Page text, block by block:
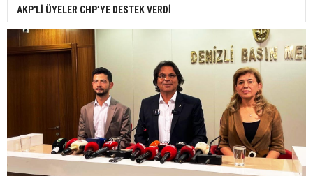
AKP'Lİ ÜYELER CHP’YE DESTEK VERDİ